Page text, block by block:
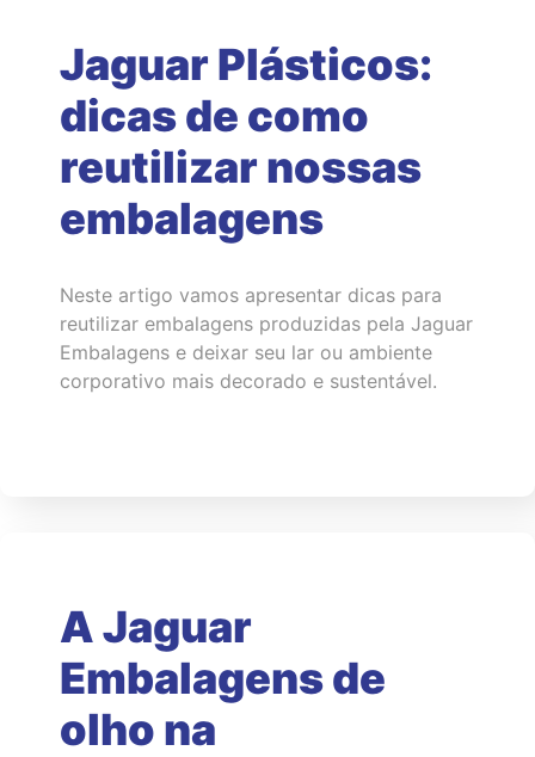
Jaguar Plásticos:
dicas de como
reutilizar nossas
embalagens
Neste artigo vamos apresentar dicas para
reutilizar embalagens produzidas pela Jaguar
Embalagens e deixar seu lar ou ambiente
corporativo mais decorado e sustentável.
A Jaguar
Embalagens de
olho na